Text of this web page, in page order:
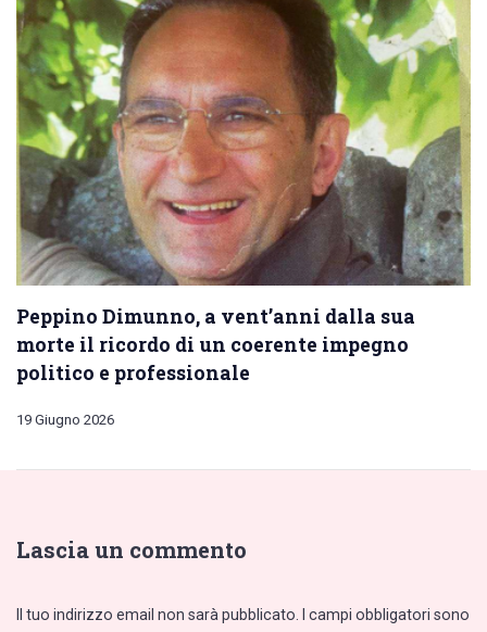
Peppino Dimunno, a vent’anni dalla sua
morte il ricordo di un coerente impegno
politico e professionale
19 Giugno 2026
Lascia un commento
Il tuo indirizzo email non sarà pubblicato. I campi obbligatori sono